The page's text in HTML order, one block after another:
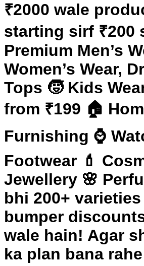
₹2000 wale
starting sirf ₹200
Premium Men’s
Women’s Wear,
Tops 🧒 Kids
from ₹199 🏠
Furnishing ⌚
Footwear 💄
Jewellery 🌸
bhi 200+
bumper
wale hain! Agar
ka plan bana